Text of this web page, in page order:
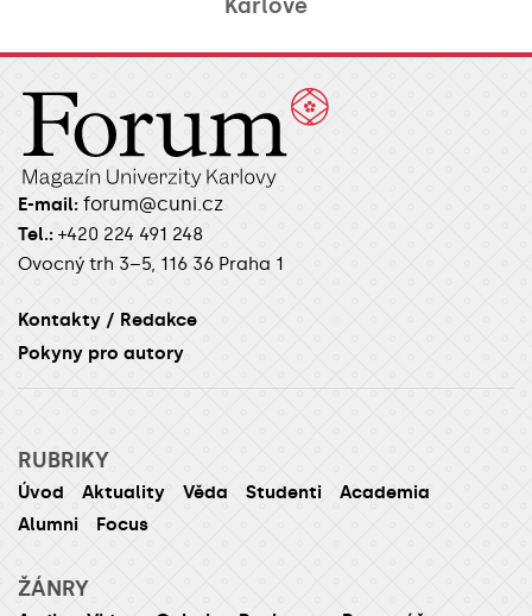
Karlově
E-mail: forum@cuni.cz
Tel.: +420 224 491 248
Ovocný trh 3–5, 116 36 Praha 1
Kontakty / Redakce
Pokyny pro autory
RUBRIKY
Úvod Aktuality Věda Studenti
Academia
Alumni
Focus
ŽÁNRY